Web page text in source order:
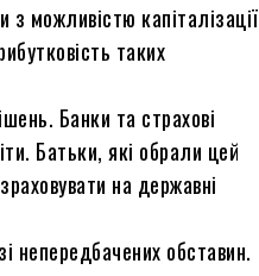
можливістю капіталізації
таких
Банки та страхові
Батьки, які обрали цей
на державні
непередбачених обставин.